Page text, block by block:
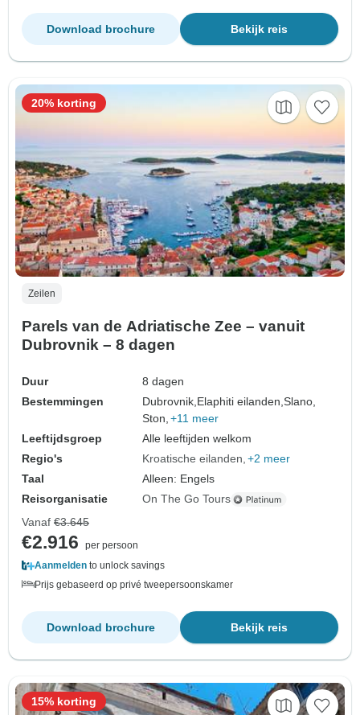
Bekijk reis
Download brochure
Zeilen
Parels van de Adriatische Zee – vanuit
Dubrovnik – 8 dagen
Duur
8 dagen
Bestemmingen
Dubrovnik, Elaphiti eilanden,Slano,
Ston, +11 meer
Leeftijdsgroep
Alle leeftijden welkom
Regio's
Kroatische eilanden +2 meer
Taal
Alleen: Engels
Reisorganisatie
On The Go Tours
20% korting
Vanaf €3.645
€2.916
per persoon
Aanmelden to unlock savings
Prijs gebaseerd op privé tweepersoonskamer
Bekijk reis
Download brochure
15% korting